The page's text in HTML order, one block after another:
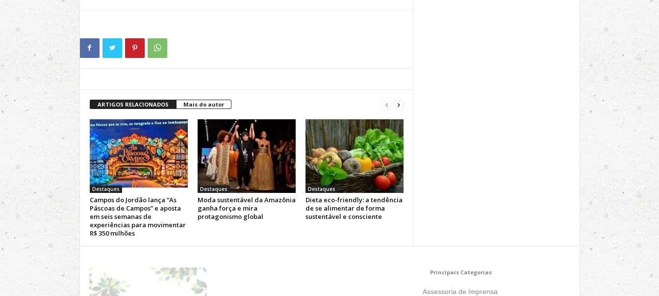
ARTIGOS RELACIONADOS Mais do autor
Destaques
Campos do Jordão lança “As
Páscoas de Campos” e aposta
em seis semanas de
experiências para movimentar
R$ 350 milhões
Destaques
Moda sustentável da Amazônia
ganha força e mira
protagonismo global
Destaques
Dieta eco-friendly: a tendência
de se alimentar de forma
sustentável e consciente
Principais Categorias
Assessoria de Imprensa